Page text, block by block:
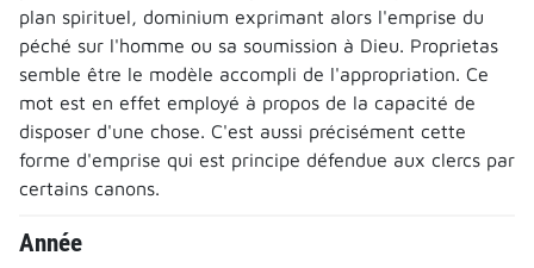
plan spirituel, dominium exprimant alors l'emprise du
péché sur l'homme ou sa soumission à Dieu. Proprietas
semble être le modèle accompli de l'appropriation. Ce
mot est en effet employé à propos de la capacité de
disposer d'une chose. C'est aussi précisément cette
forme d'emprise qui est principe défendue aux clercs par
certains canons.
Année